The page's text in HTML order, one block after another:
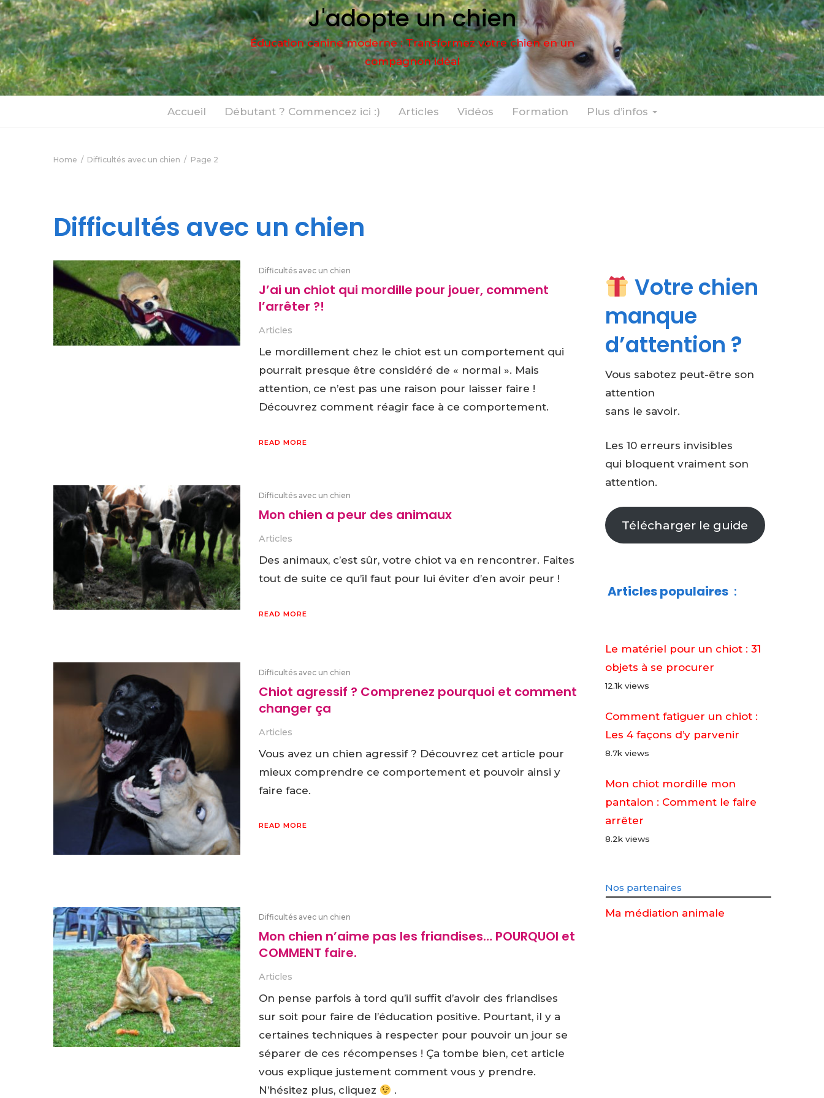
J'adopte un chien
Éducation canine moderne : Transformez votre chien en un
compagnon idéal
Accueil Débutant ? Commencez ici :) Articles Vidéos Formation Plus d’infos
Home Difficultés avec un chien Page 2
Difficultés avec un chien
Difficultés avec un chien
J’ai un chiot qui mordille pour jouer, comment
l’arrêter ?!
Articles
Le mordillement chez le chiot est un comportement qui
pourrait presque être considéré de « normal ». Mais
attention, ce n’est pas une raison pour laisser faire !
Découvrez comment réagir face à ce comportement.
READ MORE
Difficultés avec un chien
Mon chien a peur des animaux
Articles
Des animaux, c’est sûr, votre chiot va en rencontrer. Faites
tout de suite ce qu’il faut pour lui éviter d’en avoir peur !
READ MORE
Difficultés avec un chien
Chiot agressif ? Comprenez pourquoi et comment
changer ça
Articles
Vous avez un chien agressif ? Découvrez cet article pour
mieux comprendre ce comportement et pouvoir ainsi y
faire face.
READ MORE
Difficultés avec un chien
Mon chien n’aime pas les friandises… POURQUOI et
COMMENT faire.
Articles
On pense parfois à tord qu’il suffit d’avoir des friandises
sur soit pour faire de l’éducation positive. Pourtant, il y a
certaines techniques à respecter pour pouvoir un jour se
séparer de ces récompenses ! Ça tombe bien, cet article
vous explique justement comment vous y prendre.
N’hésitez plus, cliquez
.
Votre chien
manque
d’attention ?
Vous sabotez peut-être son
attention
sans le savoir.
Les 10 erreurs invisibles
qui bloquent vraiment son
attention.
Télécharger le guide
Articles populaires :
Le matériel pour un chiot : 31
objets à se procurer
12.1k views
Comment fatiguer un chiot :
Les 4 façons d’y parvenir
8.7k views
Mon chiot mordille mon
pantalon : Comment le faire
arrêter
8.2k views
Nos partenaires
Ma médiation animale